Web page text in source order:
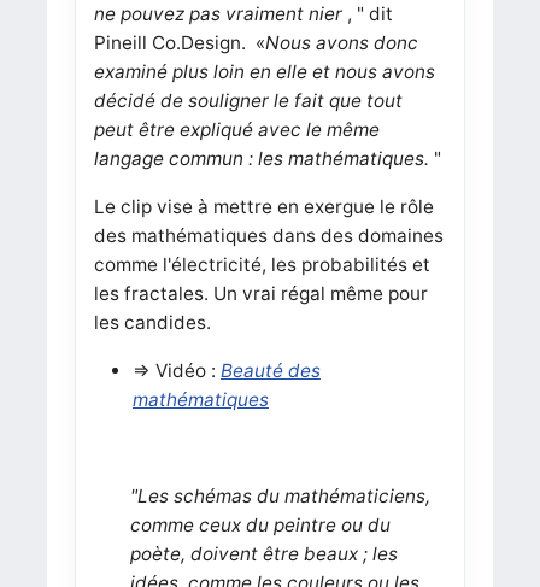
ne pouvez pas vraiment nier, " dit
Pineill Co.Design. «Nous avons donc
examiné plus loin en elle et nous avons
décidé de souligner le fait que tout
peut être expliqué avec le même
langage commun : les mathématiques. "
Le clip vise à mettre en exergue le rôle
des mathématiques dans des domaines
comme l'électricité, les probabilités et
les fractales. Un vrai régal même pour
les candides.
=> Vidéo : Beauté des
mathématiques
"Les schémas du mathématiciens,
comme ceux du peintre ou du
poète, doivent être beaux ; les